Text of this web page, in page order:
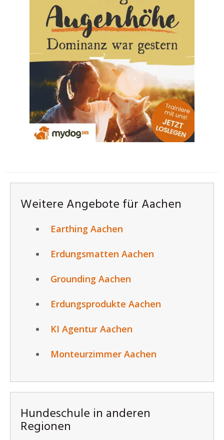
Weitere Angebote für Aachen
Earthing Aachen
Erdungsmatten Aachen
Grounding Aachen
Erdungsprodukte Aachen
KI Agentur Aachen
Monteurzimmer Aachen
Hundeschule in anderen
Regionen